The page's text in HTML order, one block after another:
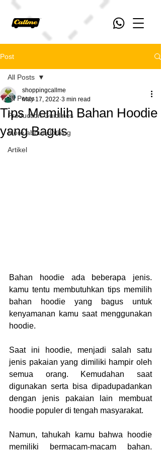
Post
All Posts
Production Guidlines
More about clothing
Artikel
All Posts
Tips Memilih Bahan Hoodie
yang Bagus
shoppingcallme
May 17, 2022 3 min read
Bahan hoodie ada beberapa jenis.
kamu tentu membutuhkan tips memilih
bahan hoodie yang bagus untuk
kenyamanan kamu saat menggunakan
hoodie.
Saat ini hoodie, menjadi salah satu
jenis pakaian yang dimiliki hampir oleh
semua orang. Kemudahan saat
digunakan serta bisa dipadupadankan
dengan jenis pakaian lain membuat
hoodie populer di tengah masyarakat.
Namun, tahukah kamu bahwa hoodie
memiliki bermacam-macam bahan.